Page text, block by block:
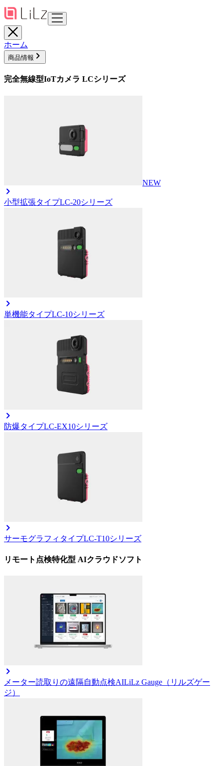
ホーム
商品情報
完全無線型IoTカメラ LCシリーズ
NEW
小型拡張タイプLC-20シリーズ
単機能タイプLC-10シリーズ
防爆タイプLC-EX10シリーズ
サーモグラフィタイプLC-T10シリーズ
リモート点検特化型 AIクラウドソフト
メーター読取りの遠隔自動点検AILiLz Gauge（リルズゲー
ジ）